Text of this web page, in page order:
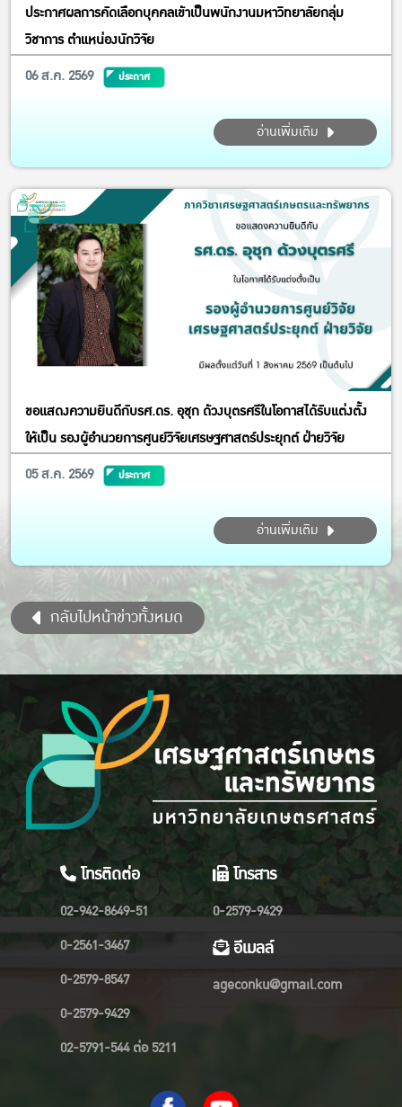
ประกาศผลการคัดเลือกบุคคลเข้าเป็นพนักงานมหาวิทยาลัยกลุ่ม
วิชาการ ตำแหน่องนักวิจัย
06 ส.ค. 2569
ประกาศ
อ่านเพิ่มเติม
ขอแสดงความยินดีกับรศ.ดร. อุชุก ด้วงบุตรศรีในโอกาสได้รับแต่งตั้ง
ให้เป็น รองผู้อำนวยการศูนย์วิจัยเศรษฐศาสตร์ประยุกต์ ฝ่ายวิจัย
05 ส.ค. 2569
ประกาศ
อ่านเพิ่มเติม
กลับไปหน้าข่าวทั้งหมด
โทรติดต่อ
02-942-8649-51
0-2561-3467
0-2579-8547
0-2579-9429
02-5791-544 ต่อ 5211
โทรสาร
0-2579-9429
อีเมลล์
ageconku@gmail.com